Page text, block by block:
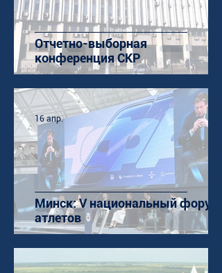
Отчетно-выборная
конференция СКР
Минск: V национальный форум
атлетов
16 апр.